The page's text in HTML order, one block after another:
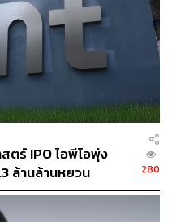
เป็นแบ็กอัป เดินหน้าขยาย
สดและบุก CLMV ก่อน IP
WEALTH
กหรือใช้งานอยู่แล้วได้เลย
ตร์ IPO ไอพีโอพุ่ง
ล้านล้านหยวน
280